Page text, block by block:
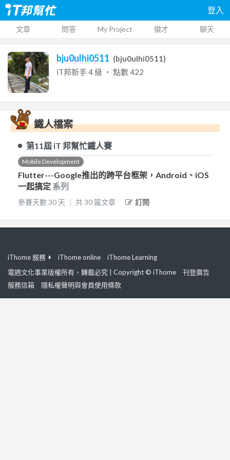
登入
文章 問答 My Project 徵才 聊天
bju0ulhi0511 (bju0ulhi0511)
iT邦新手4 級 ‧ 點數422
鐵人檔案
第11屆 iT 邦幫忙鐵人賽
Mobile Development
Flutter---Google推出的跨平台框架，Android、iOS
一起搞定 系列
參賽天數30 天 共30 篇文章 訂閱
iThome 服務 iThome online
iThome Learning
電週文化事業版權所有、轉載必究 | Copyright © iThome
刊登廣告
服務信箱
隱私權聲明與會員使用條款